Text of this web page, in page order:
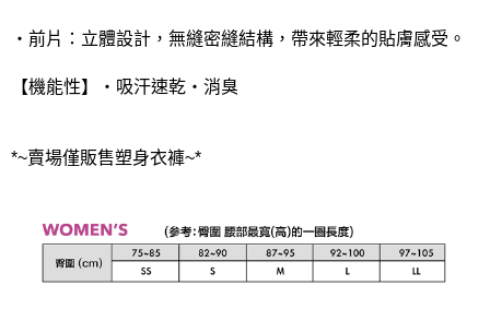
・前片：立體設計，無縫密縫結構，帶來輕柔的貼膚感受。
【機能性】・吸汗速乾・消臭
*~賣場僅販售塑身衣褲~*